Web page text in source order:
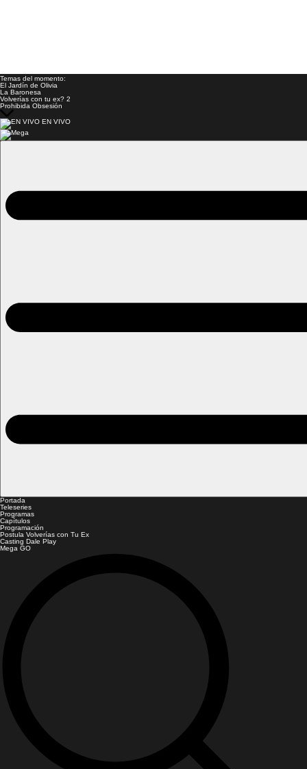
Temas del momento:
El Jardín de Olivia
La Baronesa
Volverías con tu ex? 2
Prohibida Obsesión
EN VIVO
Portada
Teleseries
Programas
Capítulos
Programación
Postula Volverías con Tu Ex
Casting Dale Play
Mega GO